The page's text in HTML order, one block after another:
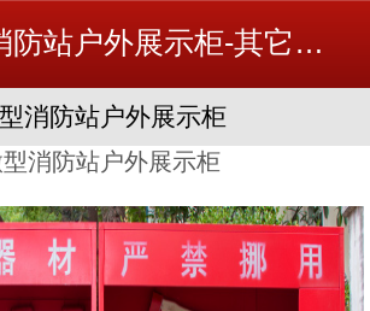
微型消防站户外展示柜-其它消防器材-消防设备安装_北京探测器清洗_江苏消防改造维修-苏州消防工程施工安装公司-
消防站户外展示柜
消防站户外展示柜